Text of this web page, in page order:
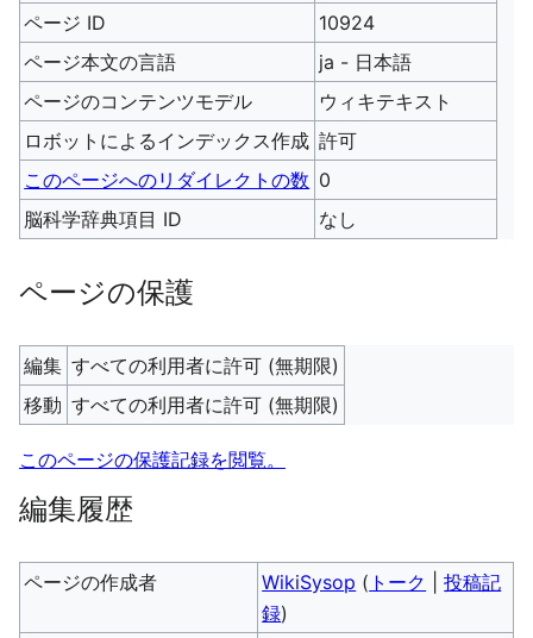
ページ ID
10924
ページ本文の言語
ja - 日本語
ページのコンテンツモデル
ウィキテキスト
ロボットによるインデックス作成 許可
このページへのリダイレクトの数 0
脳科学辞典項目 ID
なし
ページの保護
編集 すべての利用者に許可 (無期限)
移動 すべての利用者に許可 (無期限)
このページの保護記録を閲覧。
編集履歴
ページの作成者 WikiSysop ( トーク |投稿記
録)